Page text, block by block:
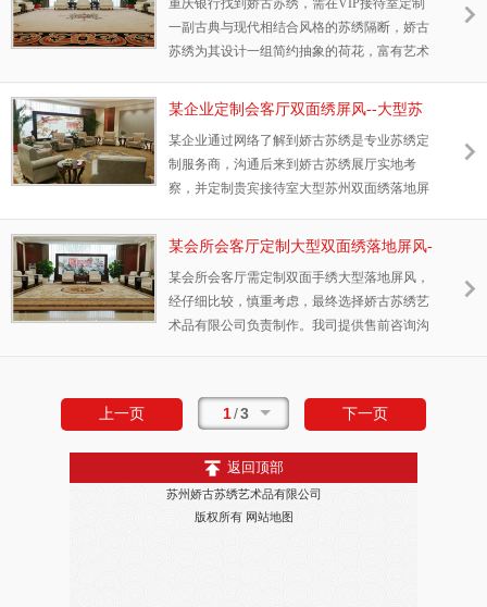
重庆银行找到娇古苏绣，需在VIP接待室定制
一副古典与现代相结合风格的苏绣隔断，娇古
苏绣为其设计一组简约抽象的荷花，富有艺术
大气。
某企业定制会客厅双面绣屏风--大型苏
绣隔断定制案例
某企业通过网络了解到娇古苏绣是专业苏绣定
制服务商，沟通后来到娇古苏绣展厅实地考
察，并定制贵宾接待室大型苏州双面绣落地屏
洁受人喜爱，绶带鸟、锦鸡、喜鹊等寓意吉
某会所会客厅定制大型双面绣落地屏风-
-苏绣隔断定做案例
某会所会客厅需定制双面手绣大型落地屏风，
经仔细比较，慎重考虑，最终选择娇古苏绣艺
术品有限公司负责制作。我司提供售前咨询沟
上一页 1/3 下一页
返回顶部
苏州娇古苏绣艺术品有限公司
版权所有 网站地图